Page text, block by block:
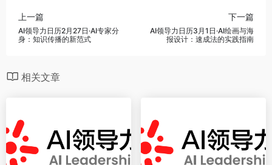
上一篇
AI领导力日历2月27日·AI专家分
身：知识传播的新范式
下一篇
AI领导力日历3月1日·AI绘画与海
报设计：速成法的实践指南
相关文章